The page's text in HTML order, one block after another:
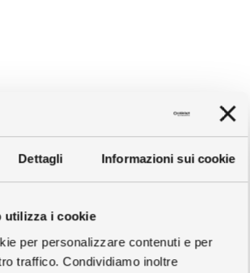
Dettagli Informazioni sui cookie
utilizza i cookie
per personalizzare contenuti e per
traffico. Condividiamo inoltre
Tasche info